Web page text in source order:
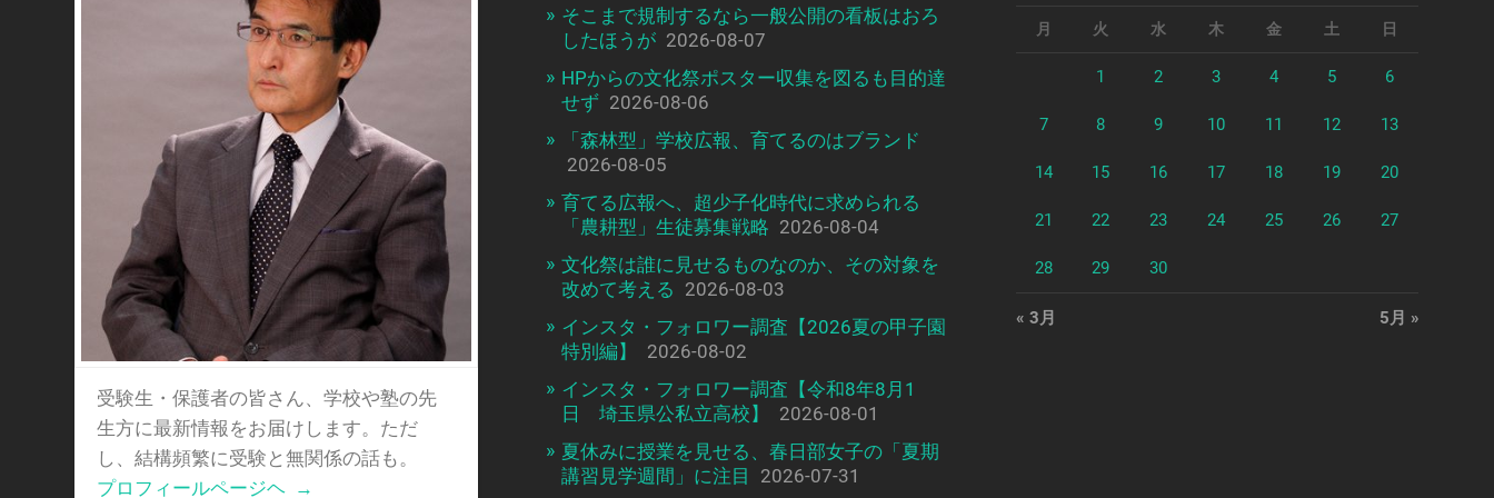
受験生・保護者の皆さん、学校や塾の先
生方に最新情報をお届けします。ただ
し、結構頻繁に受験と無関係の話も。
プロフィールページヘ →
そこまで規制するなら一般公開の看板はおろ
したほうが 2026-08-07
HPからの文化祭ポスター収集を図るも目的達
せず 2026-08-06
「森林型」学校広報、育てるのはブランド
2026-08-05
育てる広報へ、超少子化時代に求められる
「農耕型」生徒募集戦略 2026-08-04
文化祭は誰に見せるものなのか、その対象を
改めて考える 2026-08-03
インスタ・フォロワー調査【2026夏の甲子園
特別編】
2026-08-02
インスタ・フォロワー調査【令和8年8月1
日 埼玉県公私立高校】
2026-08-01
夏休みに授業を見せる、春日部女子の「夏期
講習見学週間」に注目
2026-07-31
月 火 水 木 金 土 日
1 2 3 4 5 6
7 8 9 10 11 12 13
14 15 16 17 18 19 20
21 22 23 24 25 26 27
28 29 30
« 3月 5月 »